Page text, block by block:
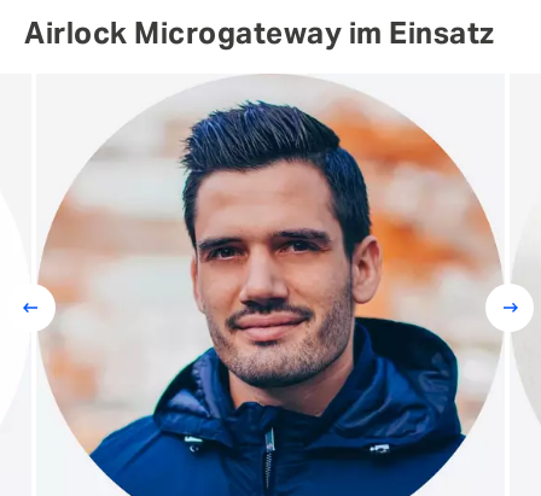
Airlock Microgateway im Einsatz
Prev Next